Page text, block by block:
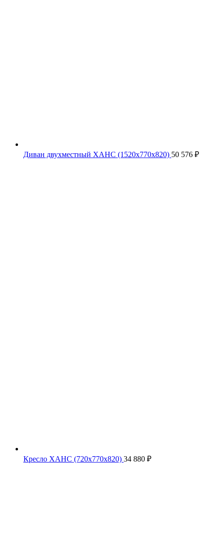
Диван двухместный ХАНС (1520х770х820) 50 576 ₽
Кресло ХАНС (720х770х820) 34 880 ₽